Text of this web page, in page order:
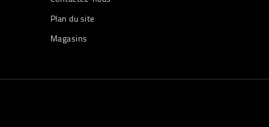
Plan du site
Magasins